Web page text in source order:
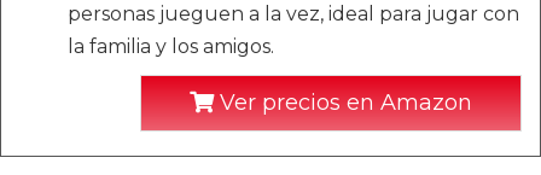
personas jueguen a la vez, ideal para jugar con
la familia y los amigos.
Ver precios en Amazon